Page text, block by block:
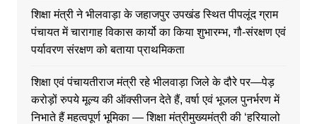
शिक्षा मंत्री ने भीलवाड़ा के जहाजपुर उपखंड स्थित पीपलूंद ग्राम
पंचायत में चारागाह विकास कार्यो का किया शुभारम्भ, गौ-संरक्षण एवं
पर्यावरण संरक्षण को बताया प्राथमिकता
शिक्षा एवं पंचायतीराज मंत्री रहे भीलवाड़ा जिले के दौरे पर—पेड़
करोड़ों रुपये मूल्य की ऑक्सीजन देते हैं, वर्षा एवं भूजल पुनर्भरण में
निभाते हैं महत्वपूर्ण भूमिका — शिक्षा मंत्रीमुख्यमंत्री की ‘हरियालो